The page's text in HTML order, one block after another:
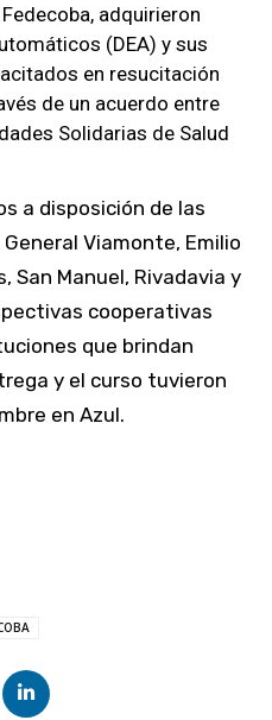
adquirieron
(DEA) y sus
en resucitación
de un acuerdo entre
Solidarias de Salud
a disposición de las
Viamonte, Emilio
San Manuel, Rivadavia y
cooperativas
que brindan
y el curso tuvieron
en Azul.